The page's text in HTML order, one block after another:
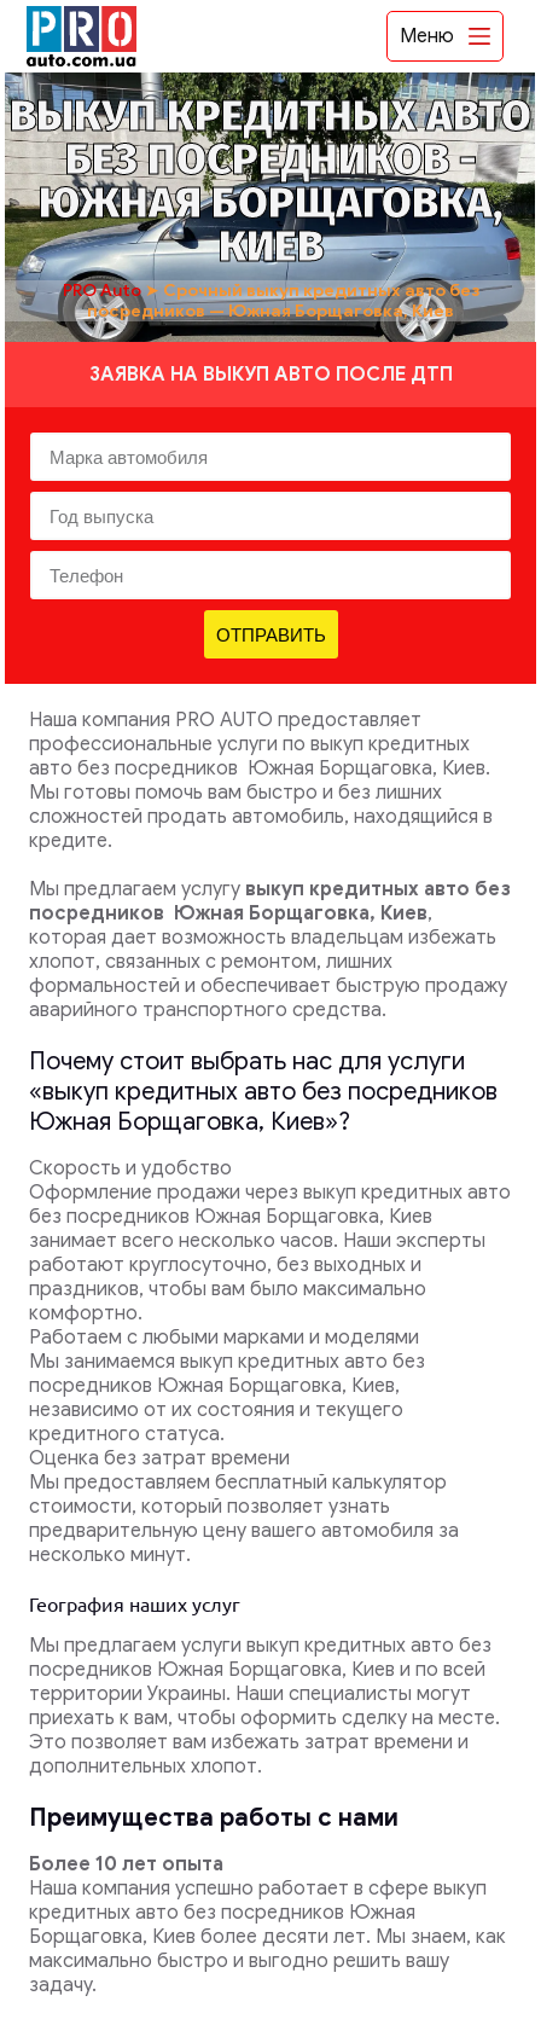
Меню
ВЫКУП КРЕДИТНЫХ АВТО
БЕЗ ПОСРЕДНИКОВ -
ЮЖНАЯ БОРЩАГОВКА,
КИЕВ
PRO Auto➤ Срочный выкуп кредитных авто без
посредников — Южная Борщаговка, Киев
ЗАЯВКА НА ВЫКУП АВТО ПОСЛЕ ДТП
ОТПРАВИТЬ
Наша компания PRO AUTO предоставляет
профессиональные услуги по выкуп кредитных
авто без посредников Южная Борщаговка, Киев.
Мы готовы помочь вам быстро и без лишних
сложностей продать автомобиль, находящийся в
кредите.
Мы предлагаем услугу выкуп кредитных авто без
посредников Южная Борщаговка, Киев,
которая дает возможность владельцам избежать
хлопот, связанных с ремонтом, лишних
формальностей и обеспечивает быструю продажу
аварийного транспортного средства.
Почему стоит выбрать нас для услуги
«выкуп кредитных авто без посредников
Южная Борщаговка, Киев»?
Скорость и удобство
Оформление продажи через выкуп кредитных авто
без посредников Южная Борщаговка, Киев
занимает всего несколько часов. Наши эксперты
работают круглосуточно, без выходных и
праздников, чтобы вам было максимально
комфортно.
Работаем с любыми марками и моделями
Мы занимаемся выкуп кредитных авто без
посредников Южная Борщаговка, Киев,
независимо от их состояния и текущего
кредитного статуса.
Оценка без затрат времени
Мы предоставляем бесплатный калькулятор
стоимости, который позволяет узнать
предварительную цену вашего автомобиля за
несколько минут.
География наших услуг
Мы предлагаем услуги выкуп кредитных авто без
посредников Южная Борщаговка, Киев и по всей
территории Украины. Наши специалисты могут
приехать к вам, чтобы оформить сделку на месте.
Это позволяет вам избежать затрат времени и
дополнительных хлопот.
Преимущества работы с нами
Более 10 лет опыта
Наша компания успешно работает в сфере выкуп
кредитных авто без посредников Южная
Борщаговка, Киев более десяти лет. Мы знаем, как
максимально быстро и выгодно решить вашу
задачу.